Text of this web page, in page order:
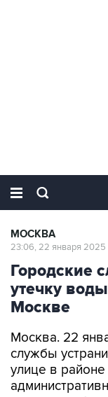
МОСКВА
23:06, 22 января 2025
Городские
утечку
Москве
Москва. 22
службы
улице в